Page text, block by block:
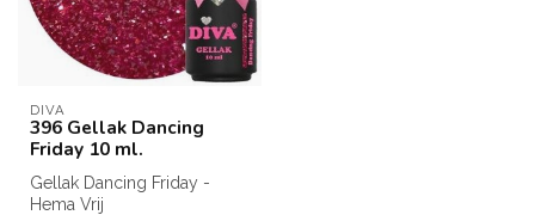
DIVA
396 Gellak Dancing
Friday 10 ml.
Gellak Dancing Friday -
Hema Vrij